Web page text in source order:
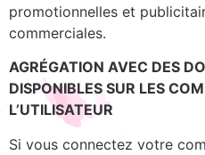
promotionnelles et
commerciales.
AGRÉGATION AVEC DES
DISPONIBLES SUR LES
L’UTILISATEUR
Si vous connectez votre